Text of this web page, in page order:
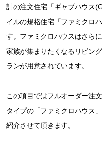
計の注文住宅「ギャブハウス
イルの規格住宅「ファミクロ
す。ファミクロハウスはさら
家族が集まりたくなるリビン
ランが用意されています。
この項目ではフルオーダー注
タイプの「ファミクロハウス
紹介させて頂きます。